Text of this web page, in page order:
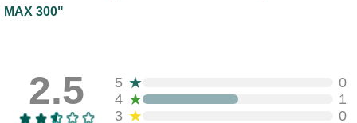
MAX 300"
2.5 5 ★
0
4 ★
1
3 ★ 0